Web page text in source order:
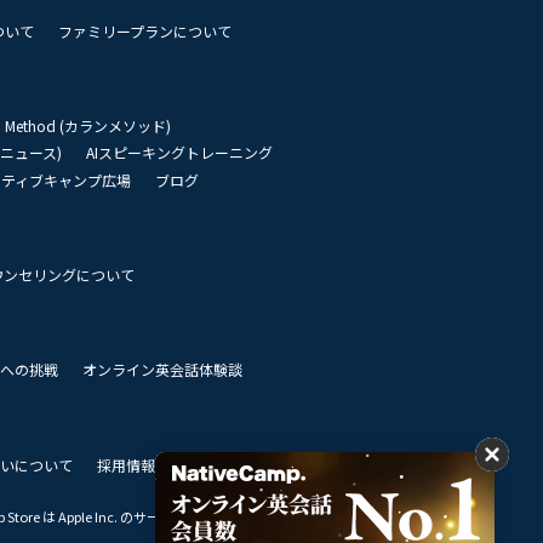
いて ファミリープランについて
Method (カランメソッド)
ュース)
AIスピーキングトレーニング
ィブキャンプ広場
ブログ
セリングについて
の挑戦 オンライン英会話体験談
について 採用情報 私達のビジョン
は Apple Inc. のサービスマークです。